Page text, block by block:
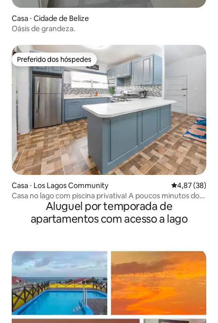
Casa ⋅ Cidade de Belize
Oásis de grandeza.
Preferido dos hóspedes
Preferido dos hóspedes
Casa ⋅ Los Lagos Community 4,87 de uma
4,87 (38)
Casa no lago com piscina privativa! A poucos minutos do
Aluguel por temporada de
apartamentos com acesso a lago